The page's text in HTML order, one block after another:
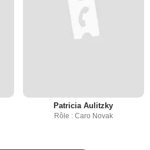
Patricia Aulitzky
Rôle : Caro Novak